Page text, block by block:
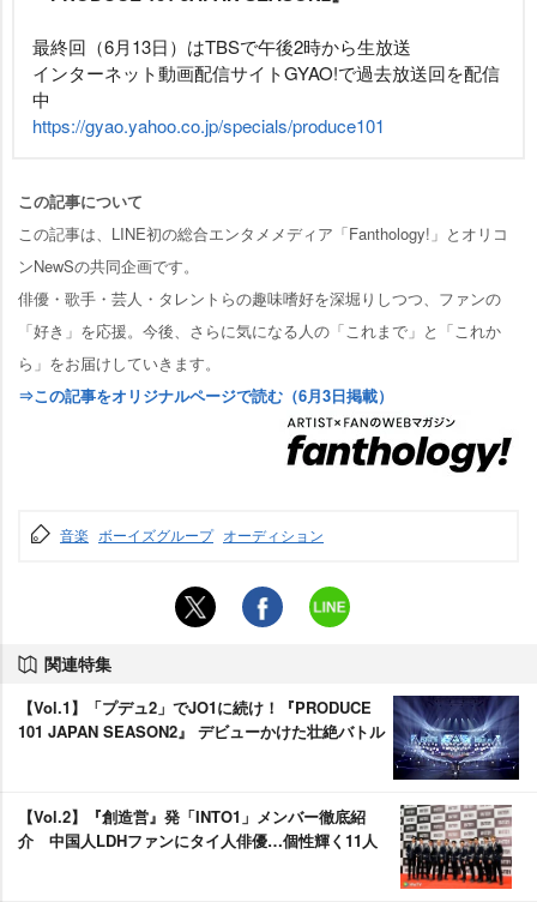
最終回（6月13日）はTBSで午後2時から生放送
インターネット動画配信サイトGYAO!で過去放送回を配信
中
https://gyao.yahoo.co.jp/specials/produce101
この記事について
この記事は、LINE初の総合エンタメメディア「Fanthology!」とオリコ
ンNewSの共同企画です。
俳優・歌手・芸人・タレントらの趣味嗜好を深堀りしつつ、ファンの
「好き」を応援。今後、さらに気になる人の「これまで」と「これか
ら」をお届けしていきます。
⇒この記事をオリジナルページで読む（6月3日掲載）
音楽 ボーイズグループ オーディション
関連特集
【Vol.1】「プデュ2」でJO1に続け！『PRODUCE
101 JAPAN SEASON2』 デビューかけた壮絶バトル
【Vol.2】『創造営』発「INTO1」メンバー徹底紹
介 中国人LDHファンにタイ人俳優…個性輝く11人